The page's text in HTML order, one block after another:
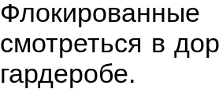
смотреться в
гардеробе.